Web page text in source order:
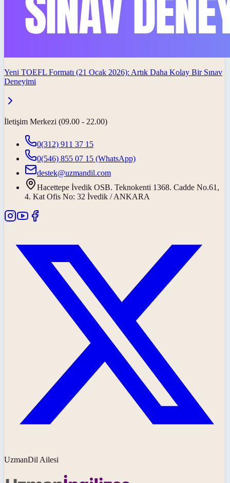
Yeni TOEFL Formatı (21 Ocak 2026): Artık Daha Kolay Bir Sınav
Deneyimi
İletişim Merkezi (09.00 - 22.00)
0(312) 911 37 15
0(546) 855 07 15 (WhatsApp)
destek@uzmandil.com
Hacettepe İvedik OSB. Teknokenti 1368. Cadde No.61,
4. Kat Ofis No: 32 İvedik / ANKARA
UzmanDil Ailesi